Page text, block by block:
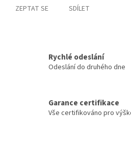
ZEPTAT SE SDÍLET
Rychlé odeslání
Odeslání do druhého dne
Garance certifikace
Vše certifikováno pro